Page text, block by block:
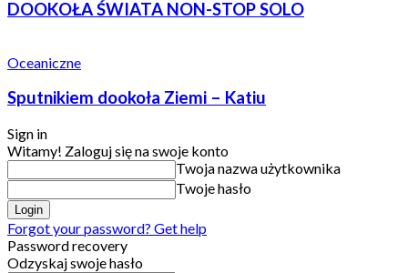
DOOKOŁA ŚWIATA NON-STOP SOLO
Oceaniczne
Sputnikiem dookoła Ziemi – Katiu
Sign in
Witamy! Zaloguj się na swoje konto
Twoja nazwa użytkownika
Twoje hasło
Forgot your password? Get help
Password recovery
Odzyskaj swoje hasło